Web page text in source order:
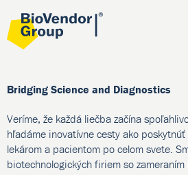
Bridging Science and Diagnostics
Veríme, že každá liečba začína
hľadáme inovatívne cesty ako
lekárom a pacientom po celom svete.
biotechnologických firiem so